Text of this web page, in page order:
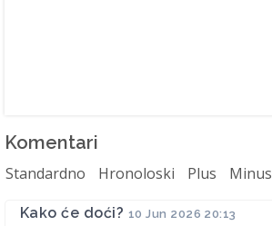
Komentari
Standardno Hronoloski Plus Minus
Kako će doći? 10 Jun 2026 20:13